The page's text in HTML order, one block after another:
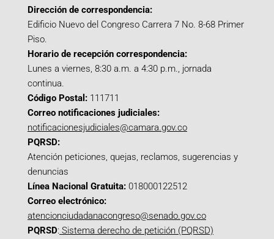
Dirección de correspondencia:
Edificio Nuevo del Congreso Carrera 7 No. 8-68 Primer
Piso.
Horario de recepción correspondencia:
Lunes a viernes, 8:30 a.m. a 4:30 p.m., jornada
continua.
Código Postal: 111711
Correo notificaciones judiciales:
notificacionesjudiciales@camara.gov.co
PQRSD:
Atención peticiones, quejas, reclamos, sugerencias y
denuncias
Línea Nacional Gratuita: 018000122512
Correo electrónico:
atencionciudadanacongreso@senado.gov.co
PQRSD: Sistema derecho de petición (PQRSD)